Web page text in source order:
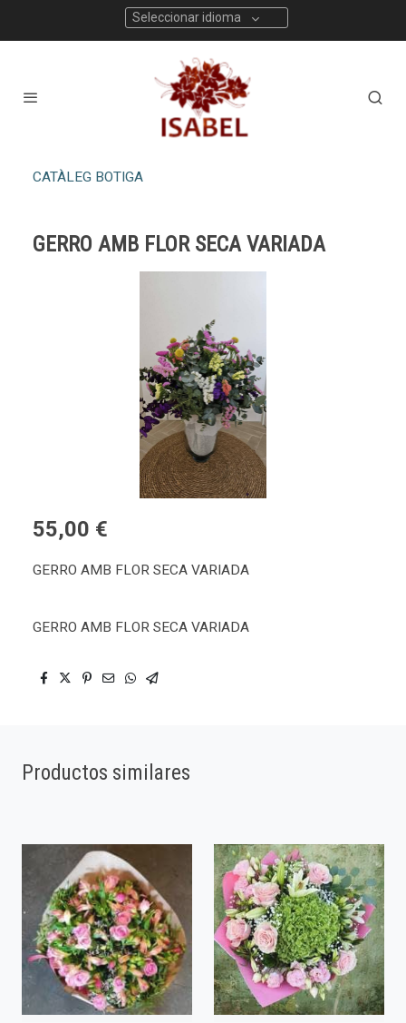
Seleccionar idioma
CATÀLEG BOTIGA
GERRO AMB FLOR SECA VARIADA
55,00 €
GERRO AMB FLOR SECA VARIADA
GERRO AMB FLOR SECA VARIADA
Productos similares